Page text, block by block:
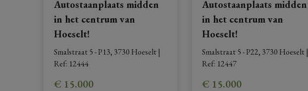
Autostaanplaats midden
in het centrum van
Hoeselt!
Smalstraat 5 - P13, 3730 Hoeselt |
Ref: 12444
€ 15.000
Autostaanplaats midden
in het centrum van
Hoeselt!
Smalstraat 5 - P22, 3730 Hoeselt|
Ref: 12447
€ 15.000